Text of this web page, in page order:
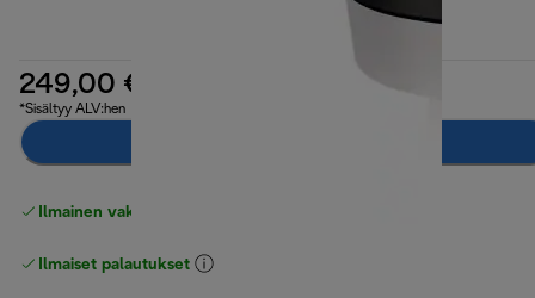
249,00 €
*Sisältyy ALV:hen
Ilmainen vakiotoimitus
Ilmaiset palautukset